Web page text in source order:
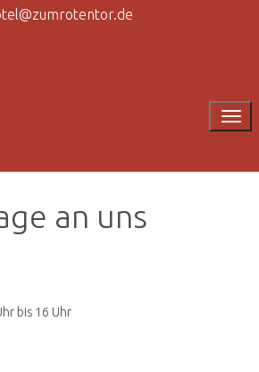
an uns
bis 16 Uhr